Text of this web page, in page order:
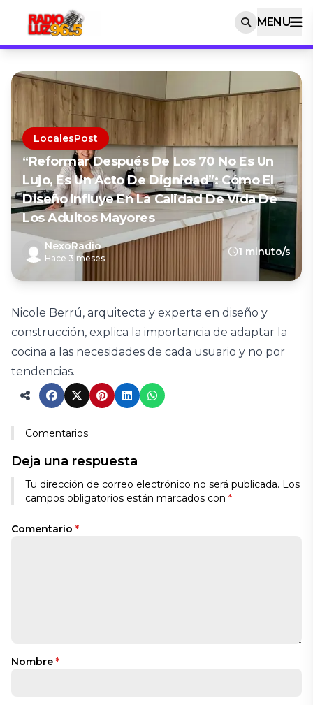
MENU
LocalesPost
“Reformar Después De Los 70 No Es Un
Lujo, Es Un Acto De Dignidad”: Cómo El
Diseño Influye En La Calidad De Vida De
Los Adultos Mayores
NexoRadio
Hace 3 meses
1 minuto/s
Nicole Berrú, arquitecta y experta en diseño y
construcción, explica la importancia de adaptar la
cocina a las necesidades de cada usuario y no por
tendencias.
Comentarios
Deja una respuesta
Tu dirección de correo electrónico no será publicada. Los
campos obligatorios están marcados con *
Comentario *
Nombre *